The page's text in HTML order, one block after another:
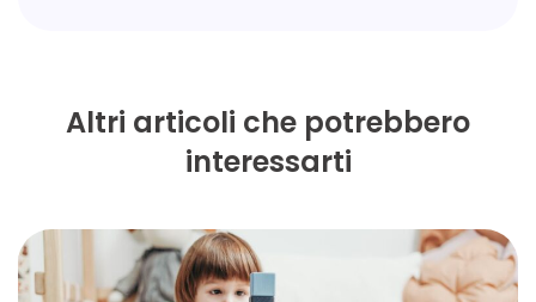
Altri articoli che potrebbero
interessarti